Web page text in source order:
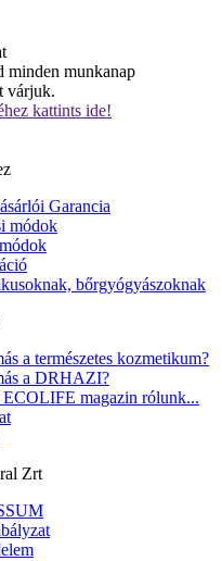
minden munkanap
várjuk.
kattints ide!
Garancia
módok
bőrgyógyászoknak
a természetes kozmetikum?
a DRHAZI?
magazin rólunk...
Zrt